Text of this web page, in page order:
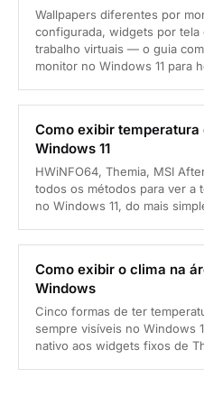
Wallpapers diferentes por
configurada, widgets por tela
trabalho virtuais — o guia
monitor no Windows 11 para
Como exibir temperatura
Windows 11
HWiNFO64, Themia, MSI
todos os métodos para ver a
no Windows 11, do mais
Como exibir o clima na
Windows
Cinco formas de ter
sempre visíveis no Windows
nativo aos widgets fixos de